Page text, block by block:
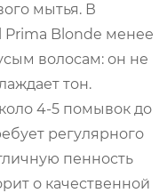
мытья. В
Prima Blonde менее
волосам: он не
тон.
4-5 помывок до
регулярного
пенность
о качественной